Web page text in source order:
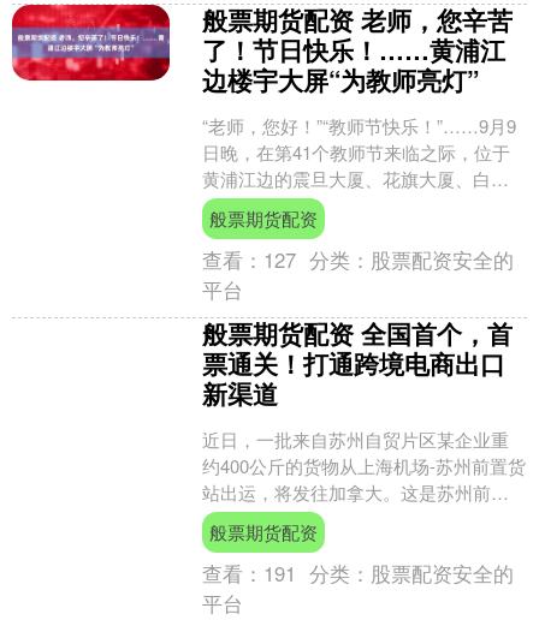
般票期货配资 老师，您辛苦
了！节日快乐！……黄浦江
边楼宇大屏“为教师亮灯”
“老师，您好！”“教师节快乐！”……9月9
日晚，在第41个教师节来临之际，位于
黄浦江边的震旦大厦、花旗大厦、白玉
兰广场等楼体大屏同时点亮，滚动播
放“以教育家精神....
般票期货配资
查看： 127 分类： 股票配资安全的
平台
般票期货配资 全国首个，首
票通关！打通跨境电商出口
新渠道
近日，一批来自苏州自贸片区某企业重
约400公斤的货物从上海机场-苏州前置货
站出运，将发往加拿大。这是苏州前置
货站通过跨境电商B2B直接出口申报通关
的首票货物，标....
般票期货配资
查看： 191 分类： 股票配资安全的
平台